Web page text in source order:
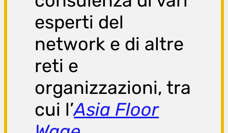
esperti del
network e di altre
reti e
organizzazioni, tra
cui l’Asia Floor